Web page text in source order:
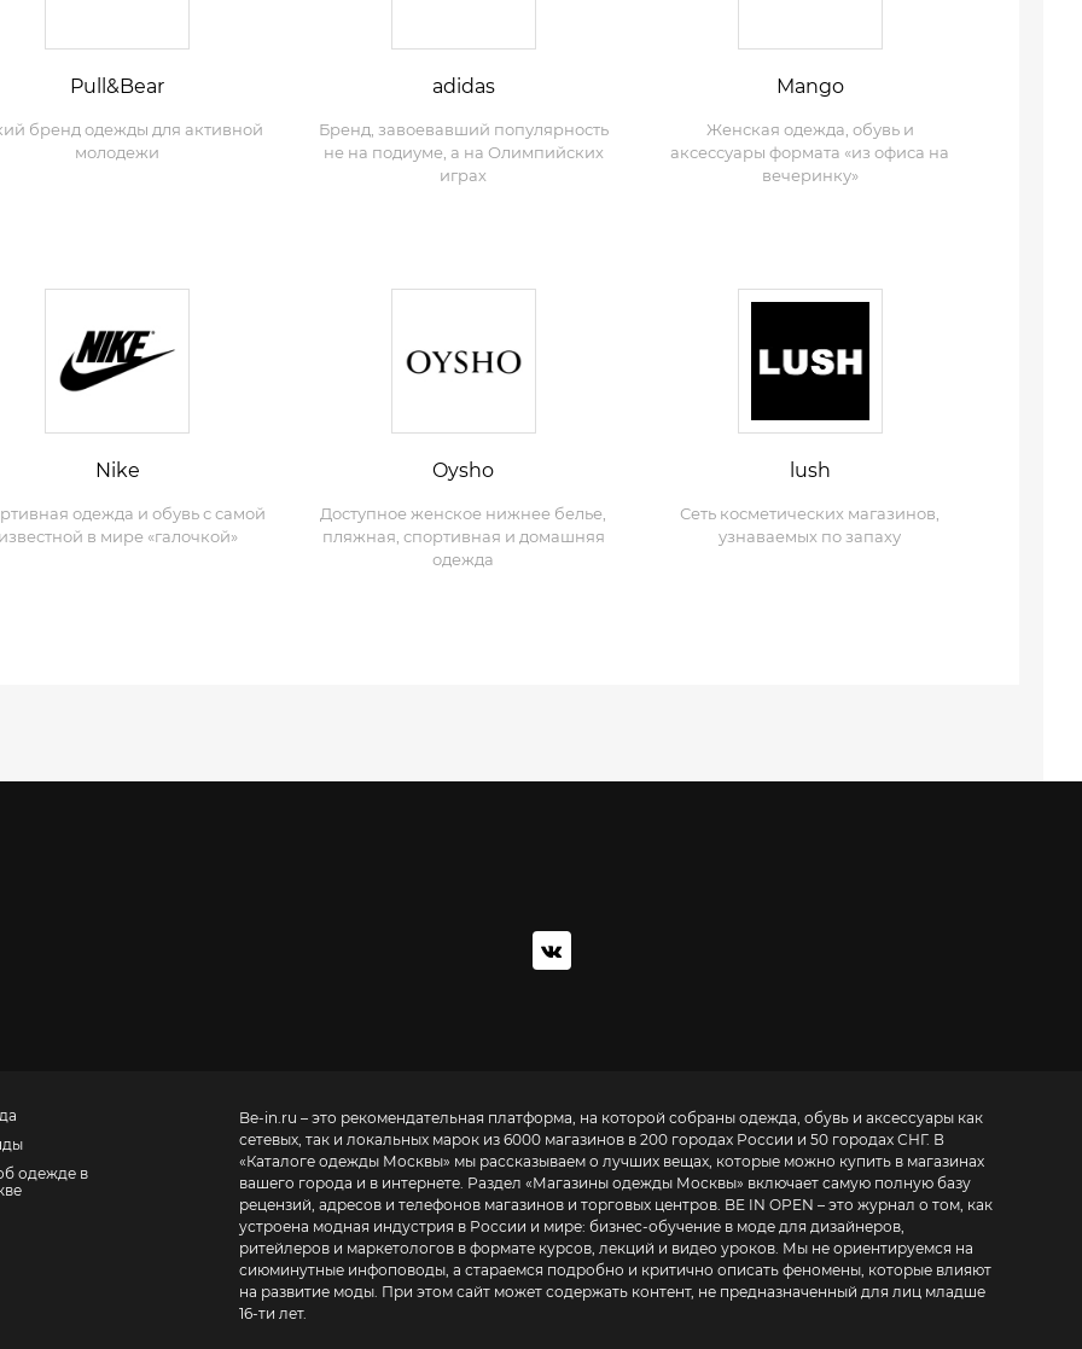
Pull&Bear
бренд одежды для активной
молодежи
adidas
Бренд, завоевавший популярность
не на подиуме, а на Олимпийских
играх
Mango
Женская одежда, обувь и
аксессуары формата «из офиса на
вечеринку»
Nike
одежда и обувь с самой
в мире «галочкой»
Oysho
Доступное женское нижнее белье,
пляжная, спортивная и домашняя
одежда
lush
Сеть косметических магазинов,
узнаваемых по запаху
одежде в
Be-in.ru – это рекомендательная платформа, на которой собраны одежда, обувь и аксессуары как
сетевых, так и локальных марок из 6000 магазинов в 200 городах России и 50 городах СНГ. В
«Каталоге одежды Москвы» мы рассказываем о лучших вещах, которые можно купить в магазинах
вашего города и в интернете. Раздел «Магазины одежды Москвы» включает самую полную базу
рецензий, адресов и телефонов магазинов и торговых центров. BE IN OPEN – это журнал о том, как
устроена модная индустрия в России и мире: бизнес-обучение в моде для дизайнеров,
ритейлеров и маркетологов в формате курсов, лекций и видео уроков. Мы не ориентируемся на
сиюминутные инфоповоды, а стараемся подробно и критично описать феномены, которые влияют
на развитие моды. При этом сайт может содержать контент, не предназначенный для лиц младше
16-ти лет.